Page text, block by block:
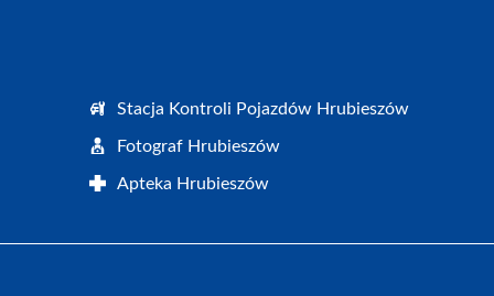
Stacja Kontroli Pojazdów Hrubieszów
Fotograf Hrubieszów
Apteka Hrubieszów